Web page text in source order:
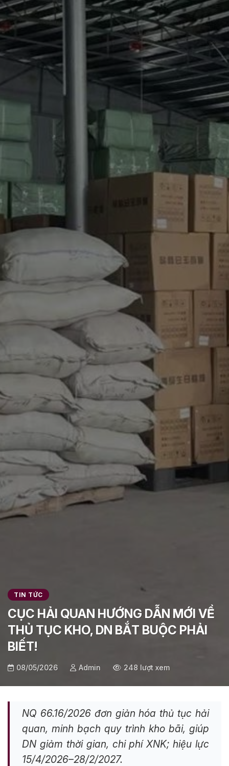
TIN TỨC
CỤC HẢI QUAN HƯỚNG DẪN MỚI VỀ
THỦ TỤC KHO, DN BẮT BUỘC PHẢI
BIẾT!
08/05/2026 Admin 248 lượt xem
NQ 66.16/2026 đơn giản hóa thủ tục hải
quan, minh bạch quy trình kho bãi, giúp
DN giảm thời gian, chi phí XNK; hiệu lực
15/4/2026–28/2/2027.